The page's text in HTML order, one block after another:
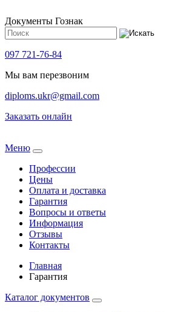
Документы Гознак
097 721-76-84
Мы вам перезвоним
diploms.ukr@gmail.com
Заказать онлайн
Meню
Профессии
Цены
Оплата и доставка
Гарантия
Вопросы и ответы
Информация
Отзывы
Контакты
Главная
Гарантия
Каталог документов